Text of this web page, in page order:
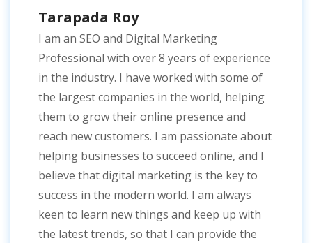
Tarapada Roy
I am an SEO and Digital Marketing
Professional with over 8 years of experience
in the industry. I have worked with some of
the largest companies in the world, helping
them to grow their online presence and
reach new customers. I am passionate about
helping businesses to succeed online, and I
believe that digital marketing is the key to
success in the modern world. I am always
keen to learn new things and keep up with
the latest trends, so that I can provide the